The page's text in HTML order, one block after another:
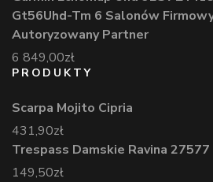
Gt56Uhd-Tm 6 Salonów
Autoryzowany Partner
6 849,00zł
PRODUKTY
Scarpa Mojito Cipria
431,90zł
Trespass Damskie Ravina 27577
149,50zł